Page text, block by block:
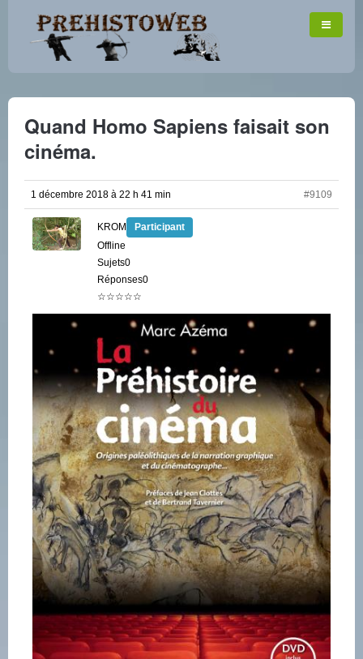
Quand Homo Sapiens faisait son
cinéma.
1 décembre 2018 à 22 h 41 min #9109
KROM
Participant
Offline
Sujets0
Réponses0
☆☆☆☆☆